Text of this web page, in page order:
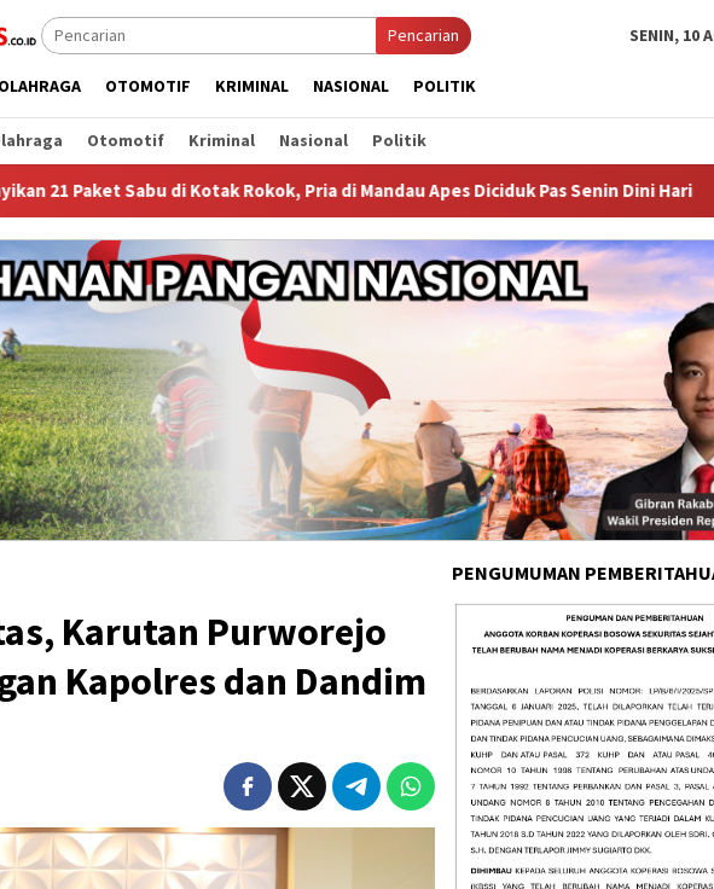
Pencarian SENIN, 10
OLAHRAGA OTOMOTIF KRIMINAL NASIONAL POLITIK
Otomotif Kriminal Nasional Politik
di Kotak Rokok, Pria di Mandau Apes Diciduk Pas Senin Dini Hari Polisi
Karutan Purworejo
Kapolres dan Dandim
PENGUMUMAN